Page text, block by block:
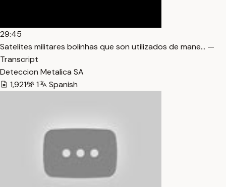
29:45
Satelites militares bolinhas que son utilizados de mane… —
Transcript
Deteccion Metalica SA
1,921
1 Spanish